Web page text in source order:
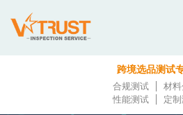
跨境选品测试
合规测试
材
性能测试
定